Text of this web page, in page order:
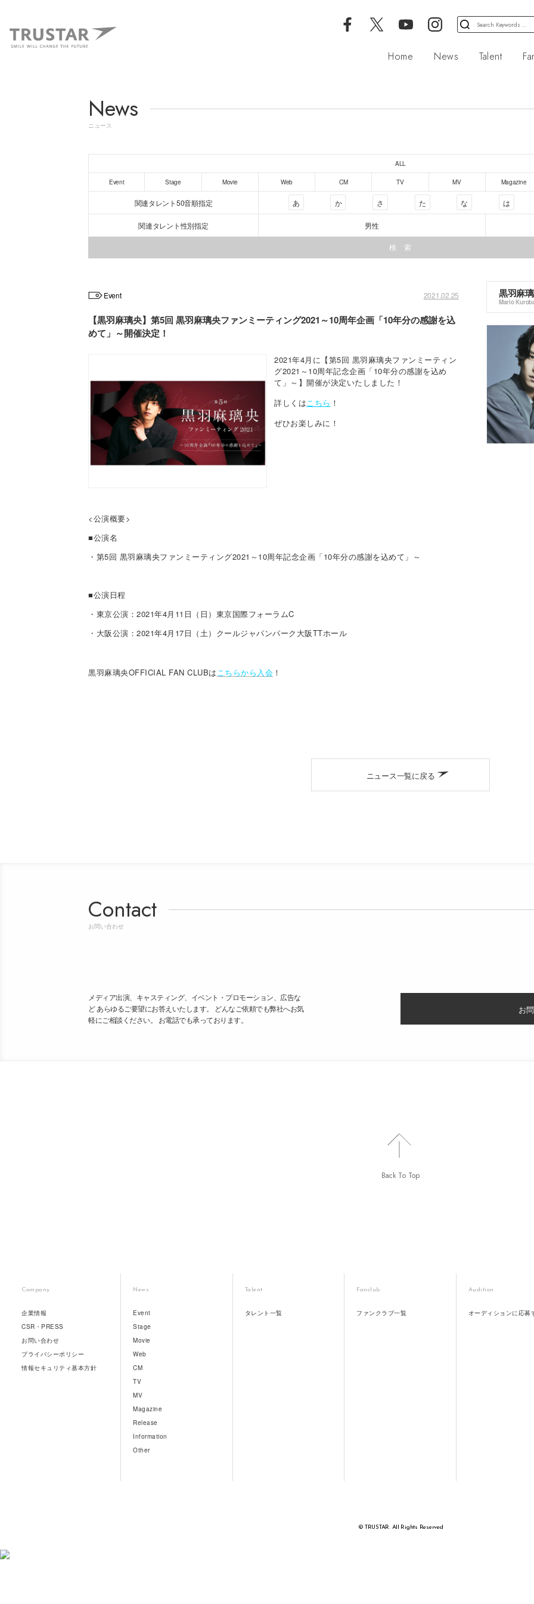
検
索
象:
Home News Talent
News
ニュース
ALL
Event Stage Movie Web CM TV MV Magazine
関連タレント50音順指定 あ か さ た な は
関連タレント性別指定 男性
Event 2021.02.25
【黒羽麻璃央】第5回 黒羽麻璃央ファンミーティング2021～10周年企画「10年分の感謝を込
めて」～開催決定！
2021年4月に【第5回 黒羽麻璃央ファンミーティン
グ2021～10周年記念企画「10年分の感謝を込め
て」～】開催が決定いたしました！
詳しくはこちら ！
ぜひお楽しみに！
<公演概要>
■公演名
・第5回 黒羽麻璃央ファンミーティング2021～10周年記念企画「10年分の感謝を込めて」～
■公演日程
・東京公演：2021年4月11日（日）東京国際フォーラムC
・大阪公演：2021年4月17日（土）クールジャパンパーク大阪TTホール
黒羽麻璃央OFFICIAL FAN CLUBはこちらから入会 ！
黒羽麻
Mario
ニュース一覧に戻る
Contact
お問い合わせ
メディア出演、キャスティング、イベント・プロモーション、広告な
ど あらゆるご要望にお答えいたします。 どんなご依頼でも弊社へお気
軽にご相談ください。 お電話でも承っております。
お
Back To Top
Company
企業情報
CSR・PRESS
お問い合わせ
プライバシーポリシー
情報セキュリティ基本方針
News
Event
Stage
Movie
Web
CM
TV
MV
Magazine
Release
Information
Other
Talent
タレント一覧
Fanclub
ファンクラブ一覧
Audition
オーディションに応募
© TRUSTAR. All Rights Reserved